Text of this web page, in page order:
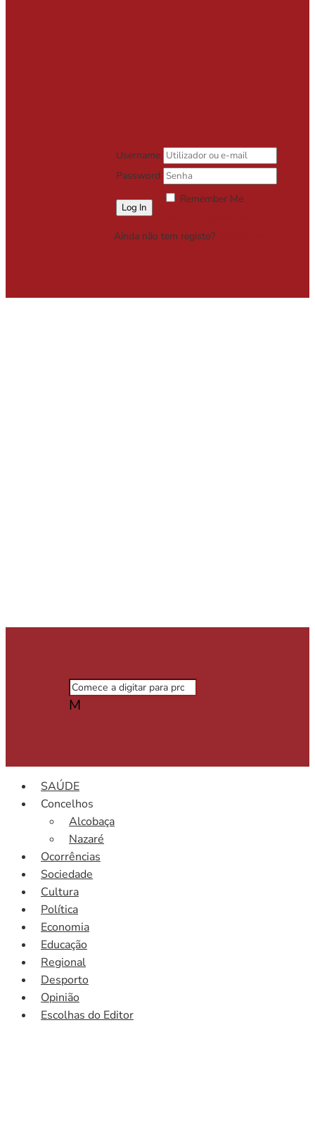
Username
Password
Remember Me
Ainda não tem registo?
M
SAÚDE
Concelhos
Alcobaça
Nazaré
Ocorrências
Sociedade
Cultura
Política
Economia
Educação
Regional
Desporto
Opinião
Escolhas do Editor